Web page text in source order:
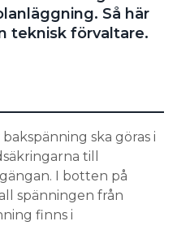
eller botten på en
Det är
sida på
en säkring för att
säkerhetsfunktion
stänga av sig helt.
finns bakspänning på
Cecilia Erdalen hos
Så här
teknisk förvaltare.
bakspänning ska göras i
till
I botten på
spänningen från
finns i